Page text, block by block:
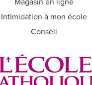
Magasin en ligne
Intimidation à mon école
Conseil